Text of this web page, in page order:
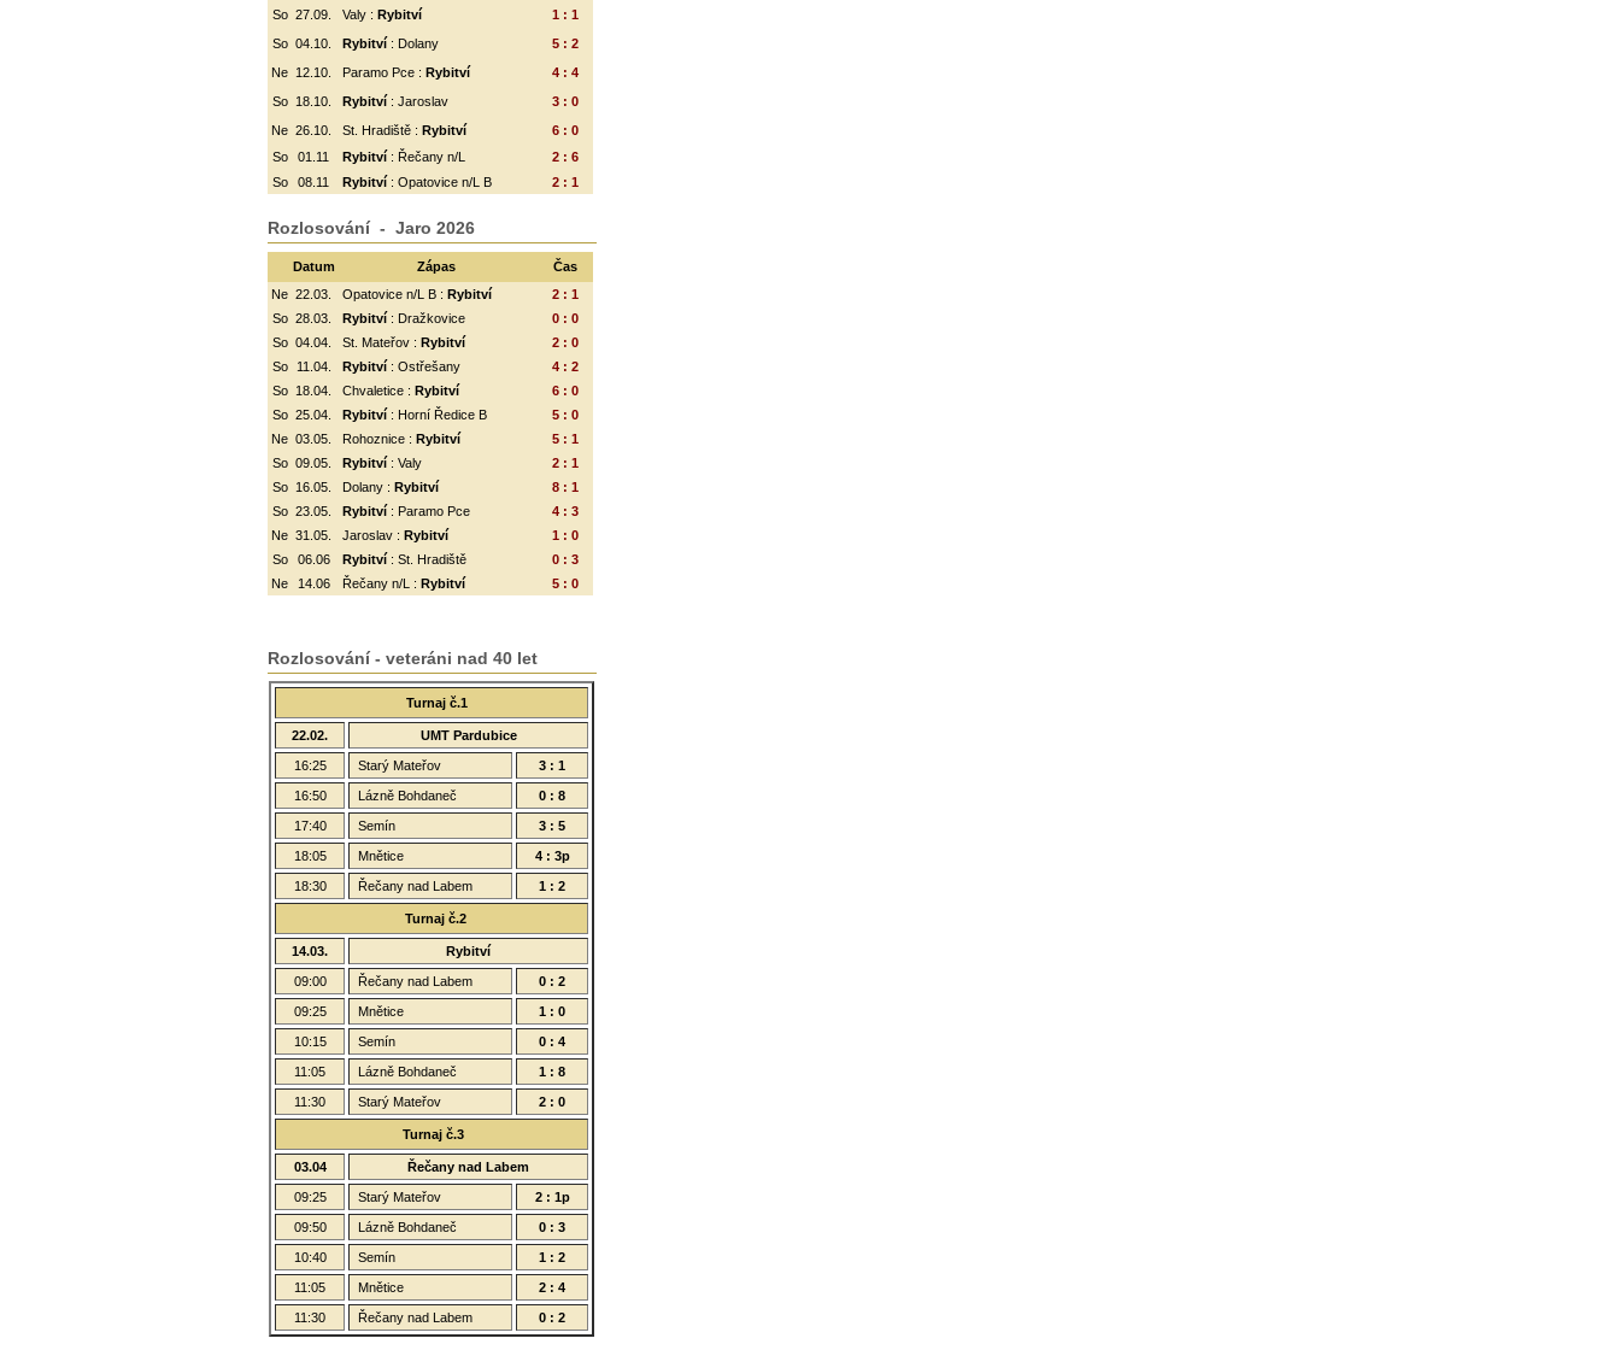
So 27.09. Valy : Rybitví
1 : 1
So 04.10. Rybitví : Dolany
5 : 2
Ne 12.10. Paramo Pce : Rybitví
4 : 4
So
18.10. Rybitví: Jaroslav
3 : 0
Ne 26.10. St. Hradiště : Rybitví
6 : 0
So
01.11 Rybitví: Řečany n/L
2 : 6
So
08.11 Rybitví: Opatovice n/L B 2 : 1
Rozlosování - Jaro 2026
Datum Zápas
Čas
Ne 22.03. Opatovice n/L B : Rybitví
2 : 1
So 28.03. Rybitví: Dražkovice
0 : 0
So 04.04. St. Mateřov : Rybitví
2 : 0
So
11.04. Rybitví : Ostřešany
4 : 2
So
18.04. Chvaletice : Rybitví
6 : 0
So 25.04. Rybitví : Horní Ředice B
5 : 0
Ne 03.05. Rohoznice : Rybitví
5 : 1
So 09.05. Rybitví : Valy
2 : 1
So
16.05. Dolany : Rybitví
8 : 1
So 23.05. Rybitví: Paramo Pce
4 : 3
Ne 31.05. Jaroslav : Rybitví
1 : 0
So
06.06 Rybitví: St. Hradiště
0 : 3
Ne
14.06 Řečany n/L : Rybitví 5 : 0
Rozlosování - veteráni nad 40 let
Turnaj č.1
22.02. UMT Pardubice
16:25 Starý Mateřov 3 : 1
16:50 Lázně Bohdaneč 0 : 8
17:40 Semín 3 : 5
18:05 Mnětice 4 : 3p
18:30 Řečany nad Labem 1 : 2
Turnaj č.2
14.03. Rybitví
09:00 Řečany nad Labem 0 : 2
09:25 Mnětice 1 : 0
10:15 Semín 0 : 4
11:05 Lázně Bohdaneč 1 : 8
11:30 Starý Mateřov 2 : 0
Turnaj č.3
03.04 Řečany nad Labem
09:25 Starý Mateřov 2 : 1p
09:50 Lázně Bohdaneč 0 : 3
10:40 Semín 1 : 2
11:05 Mnětice 2 : 4
11:30 Řečany nad Labem 0 : 2